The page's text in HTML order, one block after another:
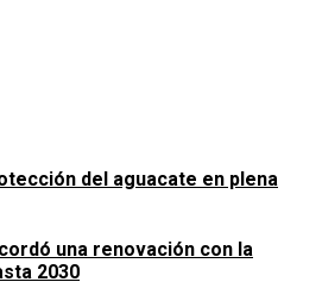
del aguacate en plena
una renovación con la
2030